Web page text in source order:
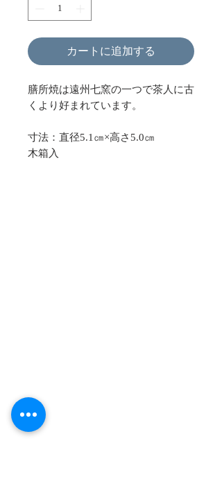
カートに追加する
膳所焼は遠州七窯の一つで茶人に古
くより好まれています。
寸法：直径5.1㎝×高さ5.0㎝
木箱入